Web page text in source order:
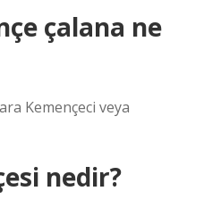
çalana ne
Kemençeci veya
nedir?